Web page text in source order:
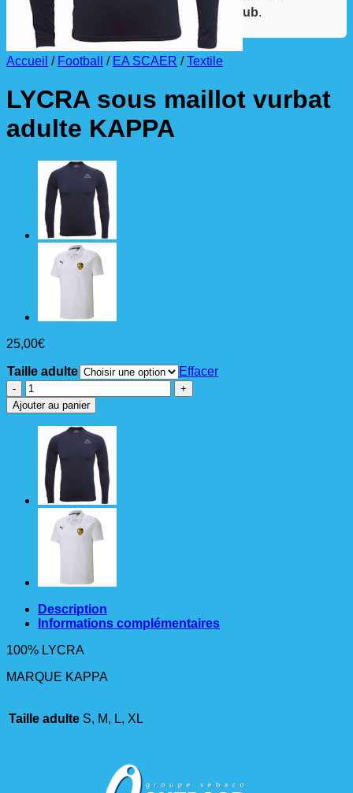
référent des équipements du club.
Accueil / Football / EA SCAER / Textile
LYCRA sous maillot vurbat
adulte KAPPA
25,00€
Taille adulte
Effacer
quantité
de
LYCRA
sous
maillot
vurbat
adulte
KAPPA
Ajouter au panier
Description
Informations complémentaires
100% LYCRA
MARQUE KAPPA
Taille adulte S, M, L, XL